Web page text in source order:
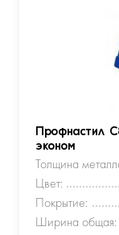
Профнастил
эконом
Толщина
Цвет:
Покрытие:
Ширина общая: